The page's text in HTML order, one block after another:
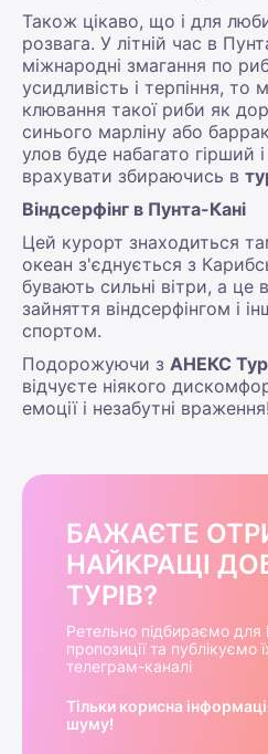
Також цікаво, що і для
розвага. У літній час в
міжнародні змагання по
усидливість і терпіння,
клювання такої риби як
синього марліну або
улов буде набагато гірший
врахувати збираючись в
Віндсерфінг в Пунта-Кані
Цей курорт знаходиться
океан з'єднується з
бувають сильні вітри, а це
зайняття віндсерфінгом і
спортом.
Подорожуючи з АНЕКС
відчуєте ніякого
емоції і незабутні враження!
БАЖАЄТЕ
НАЙКРАЩІ
ТУРІВ?
Ретельно підбираємо для
пропозиції та публікуємо
телеграм-каналі
Тільки корисна
шуму!